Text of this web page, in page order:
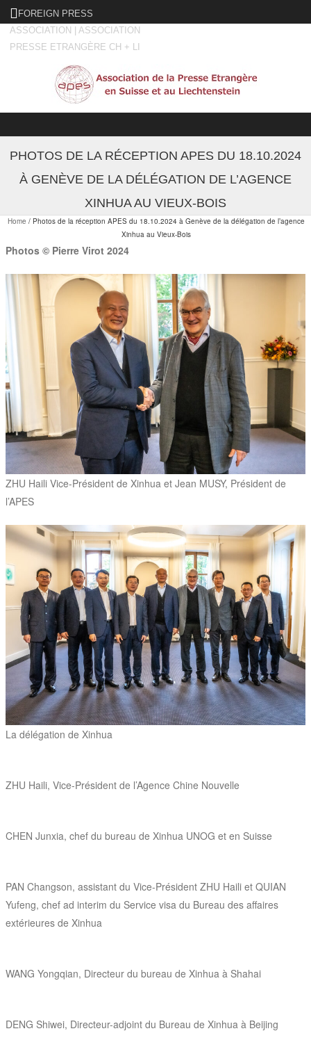
FOREIGN PRESS
ASSOCIATION | ASSOCIATION
PRESSE ETRANGÈRE CH + LI
PHOTOS DE LA RÉCEPTION APES DU 18.10.2024
À GENÈVE DE LA DÉLÉGATION DE L’AGENCE
XINHUA AU VIEUX-BOIS
Home / Photos de la réception APES du 18.10.2024 à Genève de la délégation de l’agence
Xinhua au Vieux-Bois
Photos © Pierre Virot 2024
ZHU Haili Vice-Président de Xinhua et Jean MUSY, Président de
l’APES
La délégation de Xinhua
ZHU Haili, Vice-Président de l’Agence Chine Nouvelle
CHEN Junxia, chef du bureau de Xinhua UNOG et en Suisse
PAN Changson, assistant du Vice-Président ZHU Haili et QUIAN
Yufeng, chef ad interim du Service visa du Bureau des affaires
extérieures de Xinhua
WANG Yongqian, Directeur du bureau de Xinhua à Shahai
DENG Shiwei, Directeur-adjoint du Bureau de Xinhua à Beijing